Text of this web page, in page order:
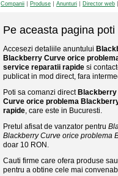
Companii Produse Anunturi Director web
Pe aceasta pagina poti
Accesezi detaliile anuntului
Blackberry Curve orice
service reparatii rapide si
publicat in mod direct, fara
Poti sa comanzi direct
Curve orice problema
rapide, care este in Bucuresti.
Pretul afisat de vanzator pentru
Blackberry Curve orice problema
doar 10 RON.
Cauti firme care ofera produse
pentru a obtine cele mai